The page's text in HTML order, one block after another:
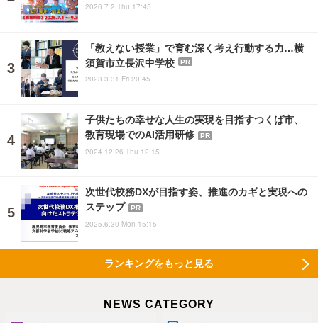
2026.7.2 Thu 17:45
「教えない授業」で育む深く考え行動する力…横
須賀市立長沢中学校
PR
2023.3.31 Fri 20:45
子供たちの幸せな人生の実現を目指すつくば市、
教育現場でのAI活用研修
PR
2024.12.26 Thu 12:15
次世代校務DXが目指す姿、推進のカギと実現への
ステップ
PR
2025.6.30 Mon 15:15
ランキングをもっと見る
NEWS CATEGORY